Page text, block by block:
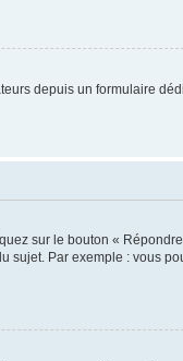
depuis un formulaire
sur le bouton «
sujet. Par exemple : vous